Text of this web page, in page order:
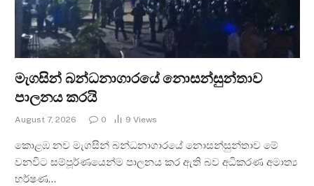
මැගසින් බන්ධනාගාරයේ නොසන්සුන්තාව
පාලනය කරයි
August 7, 2026 0 9 Views
කොළඹ නව මැගසින් බන්ධනාගාරයේ නොසන්සුන්තාව මේ
වනවිට සම්පූර්ණයෙන්ම පාලනය කර ඇති බව අධිකරණ අමාත්‍ය
හර්ෂණ…